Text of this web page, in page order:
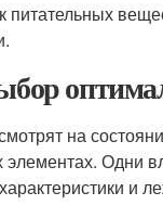
на
элементах. Одни
и